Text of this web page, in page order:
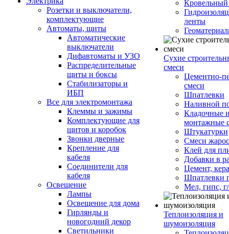
Розетки и выключатели,
комплектующие
Автоматы, щиты
Автоматические
выключатели
Дифавтоматы и УЗО
Распределительные
щиты и боксы
Стабилизаторы и
ИБП
Все для электромонтажа
Клеммы и зажимы
Комплектующие для
щитов и коробок
Звонки дверные
Крепление для
кабеля
Соединители для
кабеля
Освещение
Лампы
Освещение для дома
Гирлянды и
новогодний декор
Светильники
ленты
Сухие
смеси
Цементно-
смеси
Шпатлевки
Наливной
Кладочные
монтажные
Штукатурки
Смеси
Клей для
Добавки в
Цемент,
Шпатлевки
Мел, гипс,
Теплоизоляция и
шумоизоляция